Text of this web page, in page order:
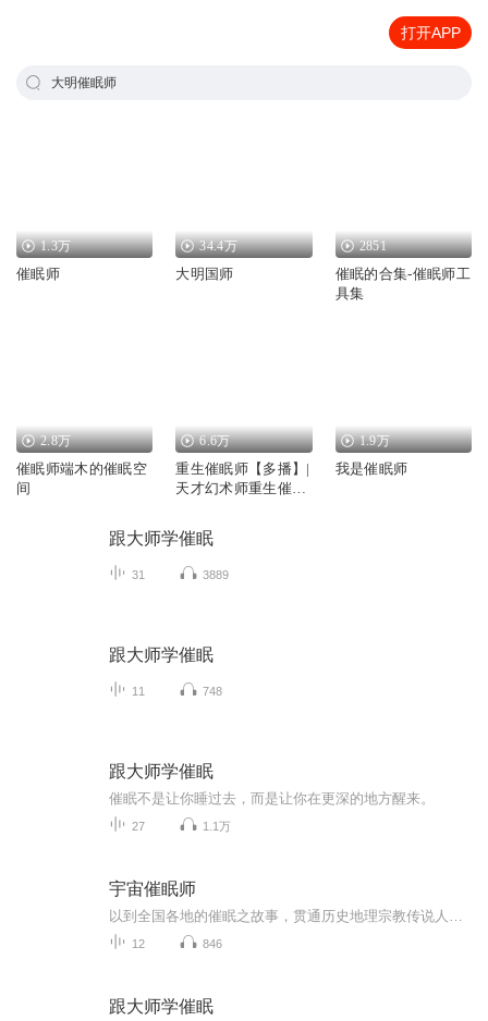
打开APP
大明催眠师
1.3万
催眠师
34.4万
大明国师
2851
催眠的合集-催眠师工
具集
2.8万
催眠师端木的催眠空
间
6.6万
重生催眠师【多播】|
天才幻术师重生催眠
1.9万
我是催眠师
跟大师学催眠
31 3889
跟大师学催眠
11 748
跟大师学催眠
催眠不是让你睡过去，而是让你在更深的地方醒来。
27 1.1万
宇宙催眠师
12 846
跟大师学催眠